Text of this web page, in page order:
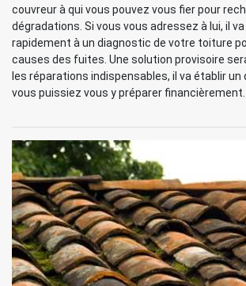
couvreur à qui vous pouvez vous fier pour
dégradations. Si vous vous adressez à lui, il
rapidement à un diagnostic de votre toiture
causes des fuites. Une solution provisoire
les réparations indispensables, il va établir un
vous puissiez vous y préparer financièrement.